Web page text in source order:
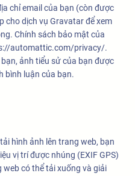
chỉ email của bạn (còn được
cho dịch vụ Gravatar để xem
Chính sách bảo mật của
automattic.com/privacy/.
ảnh tiểu sử của bạn được
bình luận của bạn.
hình ảnh lên trang web, bạn
vị trí được nhúng (EXIF GPS)
có thể tải xuống và giải